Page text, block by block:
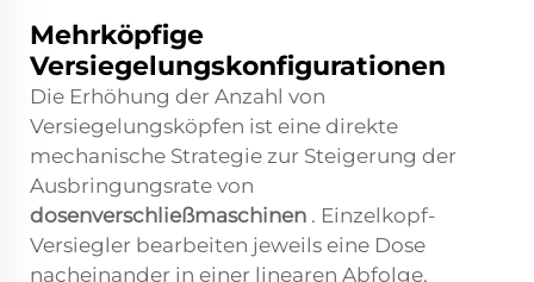
Mehrköpfige
Versiegelungskonfigurationen
Die Erhöhung der Anzahl von
Versiegelungsköpfen ist eine direkte
mechanische Strategie zur Steigerung der
Ausbringungsrate von
dosenverschließmaschinen . Einzelkopf-
Versiegler bearbeiten jeweils eine Dose
nacheinander in einer linearen Abfolge,